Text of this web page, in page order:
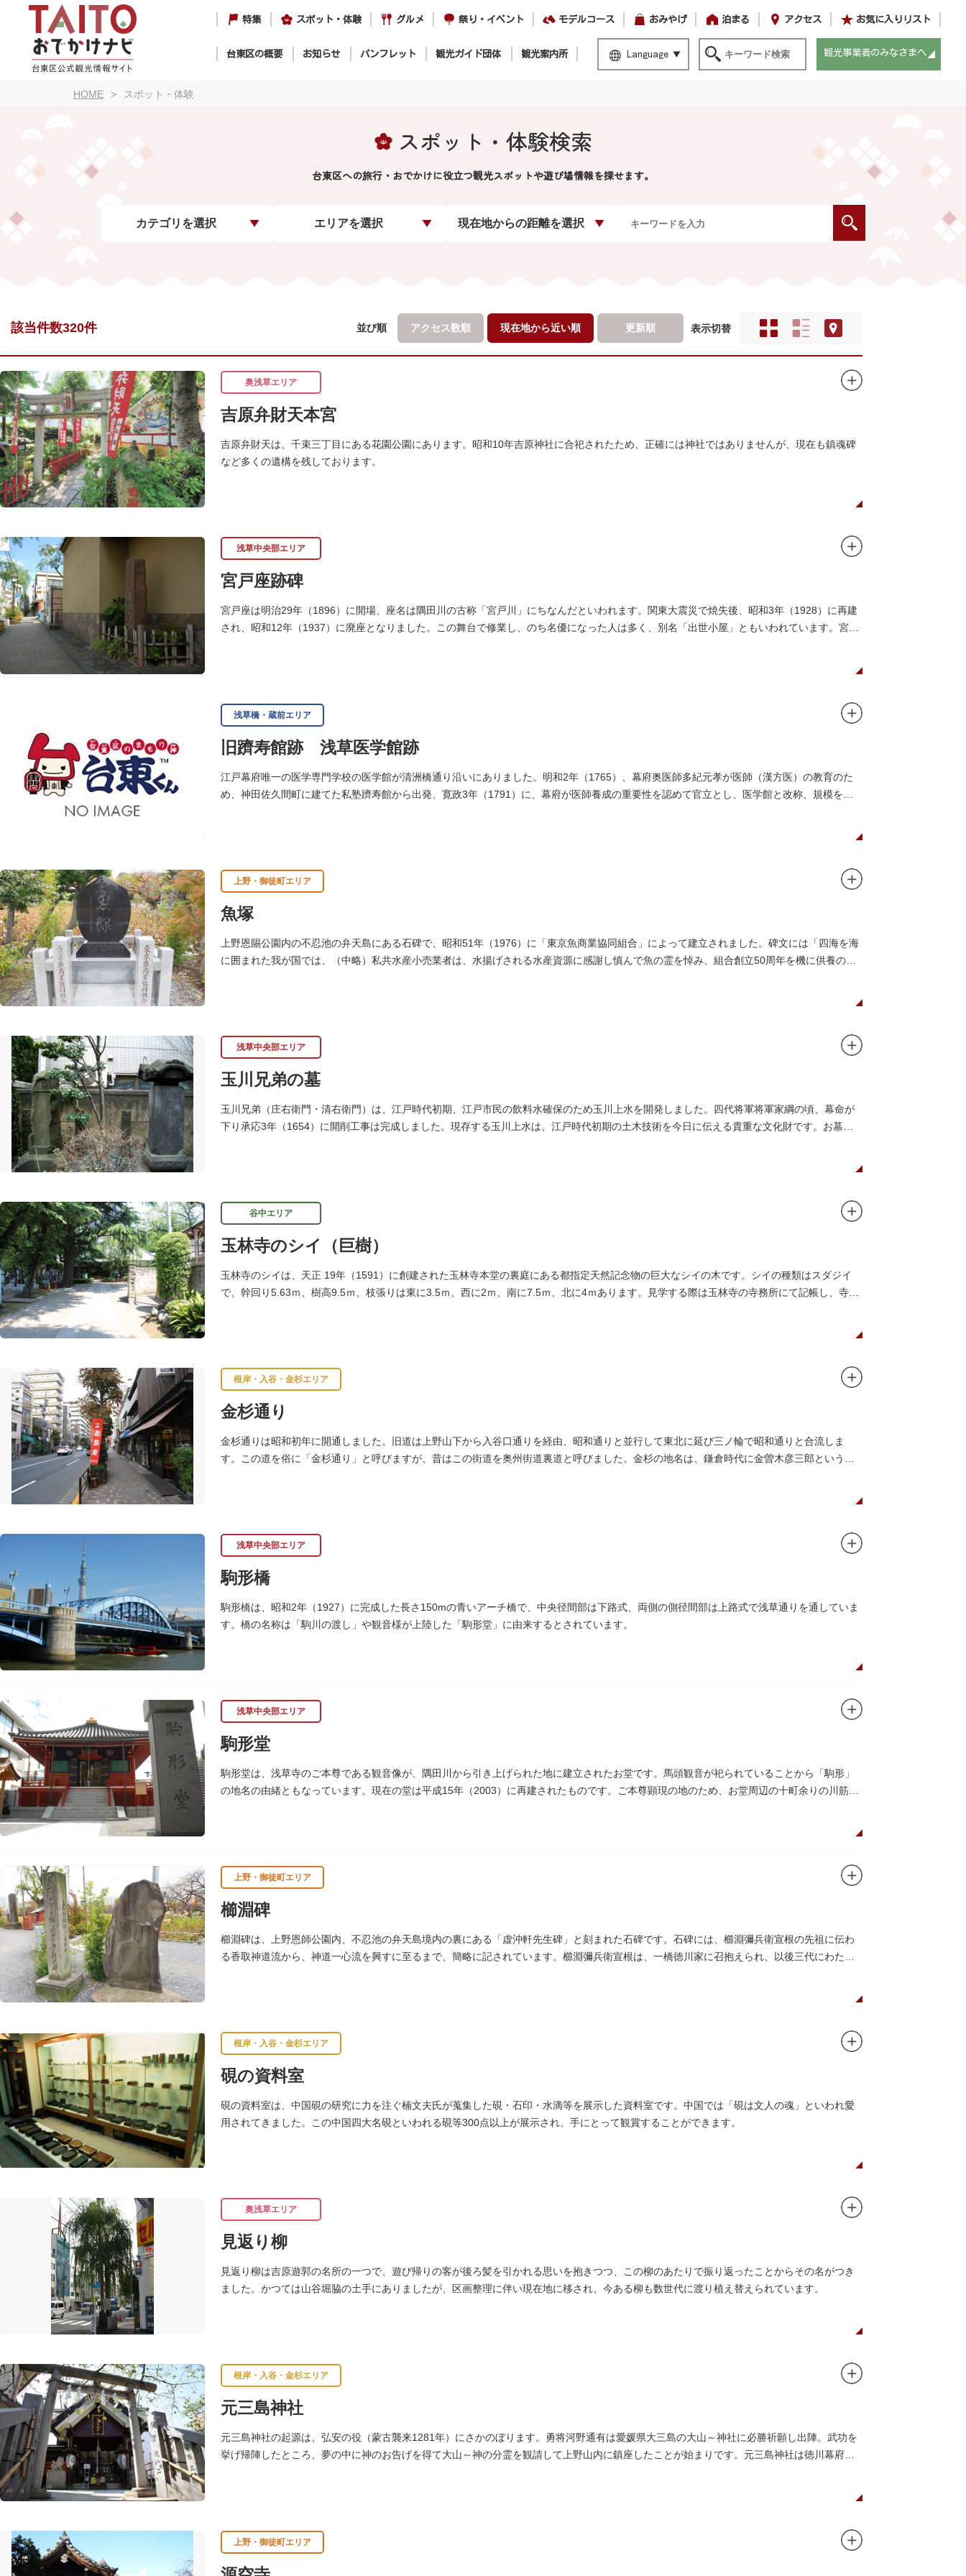
特集 スポット・体験 グルメ 祭り・イベント モデルコース おみやげ 泊まる アクセス お気に入りリスト
台東区の概要 お知らせ パンフレット 観光ガイド団体 観光案内所 Language 観光事業者のみなさまへ
HOME スポット・体験
スポット・体験検索
台東区への旅行・おでかけに役立つ観光スポットや遊び場情報を探せます。
カテゴリを選択 エリアを選択 現在地からの距離を選択
該当件数320件 並び順 アクセス数順 現在地から近い順 更新順 表示切替
奥浅草エリア
吉原弁財天本宮
吉原弁財天は、千束三丁目にある花園公園にあります。昭和10年吉原神社に合祀されたため、正確には神社ではありませんが、現在も鎮魂碑
など多くの遺構を残しております。
浅草中央部エリア
宮戸座跡碑
宮戸座は明治29年（1896）に開場、座名は隅田川の古称「宮戸川」にちなんだといわれます。関東大震災で焼失後、昭和3年（1928）に再建
され、昭和12年（1937）に廃座となりました。この舞台で修業し、のち名優になった人は多く、別名「出世小屋」ともいわれています。宮戸
浅草橋・蔵前エリア
旧躋寿館跡 浅草医学館跡
江戸幕府唯一の医学専門学校の医学館が清洲橋通り沿いにありました。明和2年（1765）、幕府奥医師多紀元孝が医師（漢方医）の教育のた
め、神田佐久間町に建てた私塾躋寿館から出発、寛政3年（1791）に、幕府が医師養成の重要性を認めて官立とし、医学館と改称、規模を拡
上野・御徒町エリア
魚塚
上野恩賜公園内の不忍池の弁天島にある石碑で、昭和51年（1976）に「東京魚商業協同組合」によって建立されました。碑文には「四海を海
に囲まれた我が国では、（中略）私共水産小売業者は、水揚げされる水産資源に感謝し慎んで魚の霊を悼み、組合創立50周年を機に供養のた
浅草中央部エリア
玉川兄弟の墓
玉川兄弟（庄右衛門・清右衛門）は、江戸時代初期、江戸市民の飲料水確保のため玉川上水を開発しました。四代将軍将軍家綱の頃、幕命が
下り承応3年（1654）に開削工事は完成しました。現存する玉川上水は、江戸時代初期の土木技術を今日に伝える貴重な文化財です。お墓は
谷中エリア
玉林寺のシイ（巨樹）
玉林寺のシイは、天正 19年（1591）に創建された玉林寺本堂の裏庭にある都指定天然記念物の巨大なシイの木です。シイの種類はスダジイ
で、幹回り5.63ｍ、樹高9.5ｍ、枝張りは東に3.5ｍ、西に2ｍ、南に7.5ｍ、北に4ｍあります。見学する際は玉林寺の寺務所にて記帳し、寺の
根岸・入谷・金杉エリア
金杉通り
金杉通りは昭和初年に開通しました。旧道は上野山下から入谷口通りを経由、昭和通りと並行して東北に延び三ノ輪で昭和通りと合流しま
す。この道を俗に「金杉通り」と呼びますが、昔はこの街道を奥州街道裏道と呼びました。金杉の地名は、鎌倉時代に金曽木彦三郎という人
浅草中央部エリア
駒形橋
駒形橋は、昭和2年（1927）に完成した長さ150mの青いアーチ橋で、中央径間部は下路式、両側の側径間部は上路式で浅草通りを通していま
す。橋の名称は「駒川の渡し」や観音様が上陸した「駒形堂」に由来するとされています。
浅草中央部エリア
駒形堂
駒形堂は、浅草寺のご本尊である観音像が、隅田川から引き上げられた地に建立されたお堂です。馬頭観音が祀られていることから「駒形」
の地名の由緒ともなっています。現在の堂は平成15年（2003）に再建されたものです。ご本尊顕現の地のため、お堂周辺の十町余りの川筋は
上野・御徒町エリア
櫛淵碑
櫛淵碑は、上野恩師公園内、不忍池の弁天島境内の裏にある「虚沖軒先生碑」と刻まれた石碑です。石碑には、櫛淵彌兵衛宣根の先祖に伝わ
る香取神道流から、神道一心流を興すに至るまで、簡略に記されています。櫛淵彌兵衛宣根は、一橋徳川家に召抱えられ、以後三代にわたっ
根岸・入谷・金杉エリア
硯の資料室
硯の資料室は、中国硯の研究に力を注ぐ楠文夫氏が蒐集した硯・石印・水滴等を展示した資料室です。中国では「硯は文人の魂」といわれ愛
用されてきました。この中国四大名硯といわれる硯等300点以上が展示され、手にとって観賞することができます。
奥浅草エリア
見返り柳
見返り柳は吉原遊郭の名所の一つで、遊び帰りの客が後ろ髪を引かれる思いを抱きつつ、この柳のあたりで振り返ったことからその名がつき
ました。かつては山谷堀脇の土手にありましたが、区画整理に伴い現在地に移され、今ある柳も数世代に渡り植え替えられています。
根岸・入谷・金杉エリア
元三島神社
元三島神社の起源は、弘安の役（蒙古襲来1281年）にさかのぼります。勇将河野通有は愛媛県大三島の大山～神社に必勝祈願し出陣。武功を
挙げ帰陣したところ、夢の中に神のお告げを得て大山～神の分霊を観請して上野山内に鎮座したことが始まりです。元三島神社は徳川幕府か
上野・御徒町エリア